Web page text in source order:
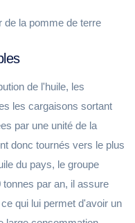
de la pomme de terre
de l'huile, les
les cargaisons sortant
par une unité de la
donc tournés vers le plus
du pays, le groupe
par an, il assure
qui lui permet d'avoir un